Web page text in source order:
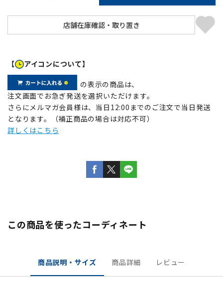
【 アイコンについて】
の表示の商品は、
注文画面でお急ぎ発送を選択いただけます。
さらにメルマガ会員様は、当日12:00までのご注文で当日発送
となります。（補正商品の場合は対応不可）
詳しくはこちら
この商品を使ったコーディネート
商品説明・サイズ 商品詳細 レビュー